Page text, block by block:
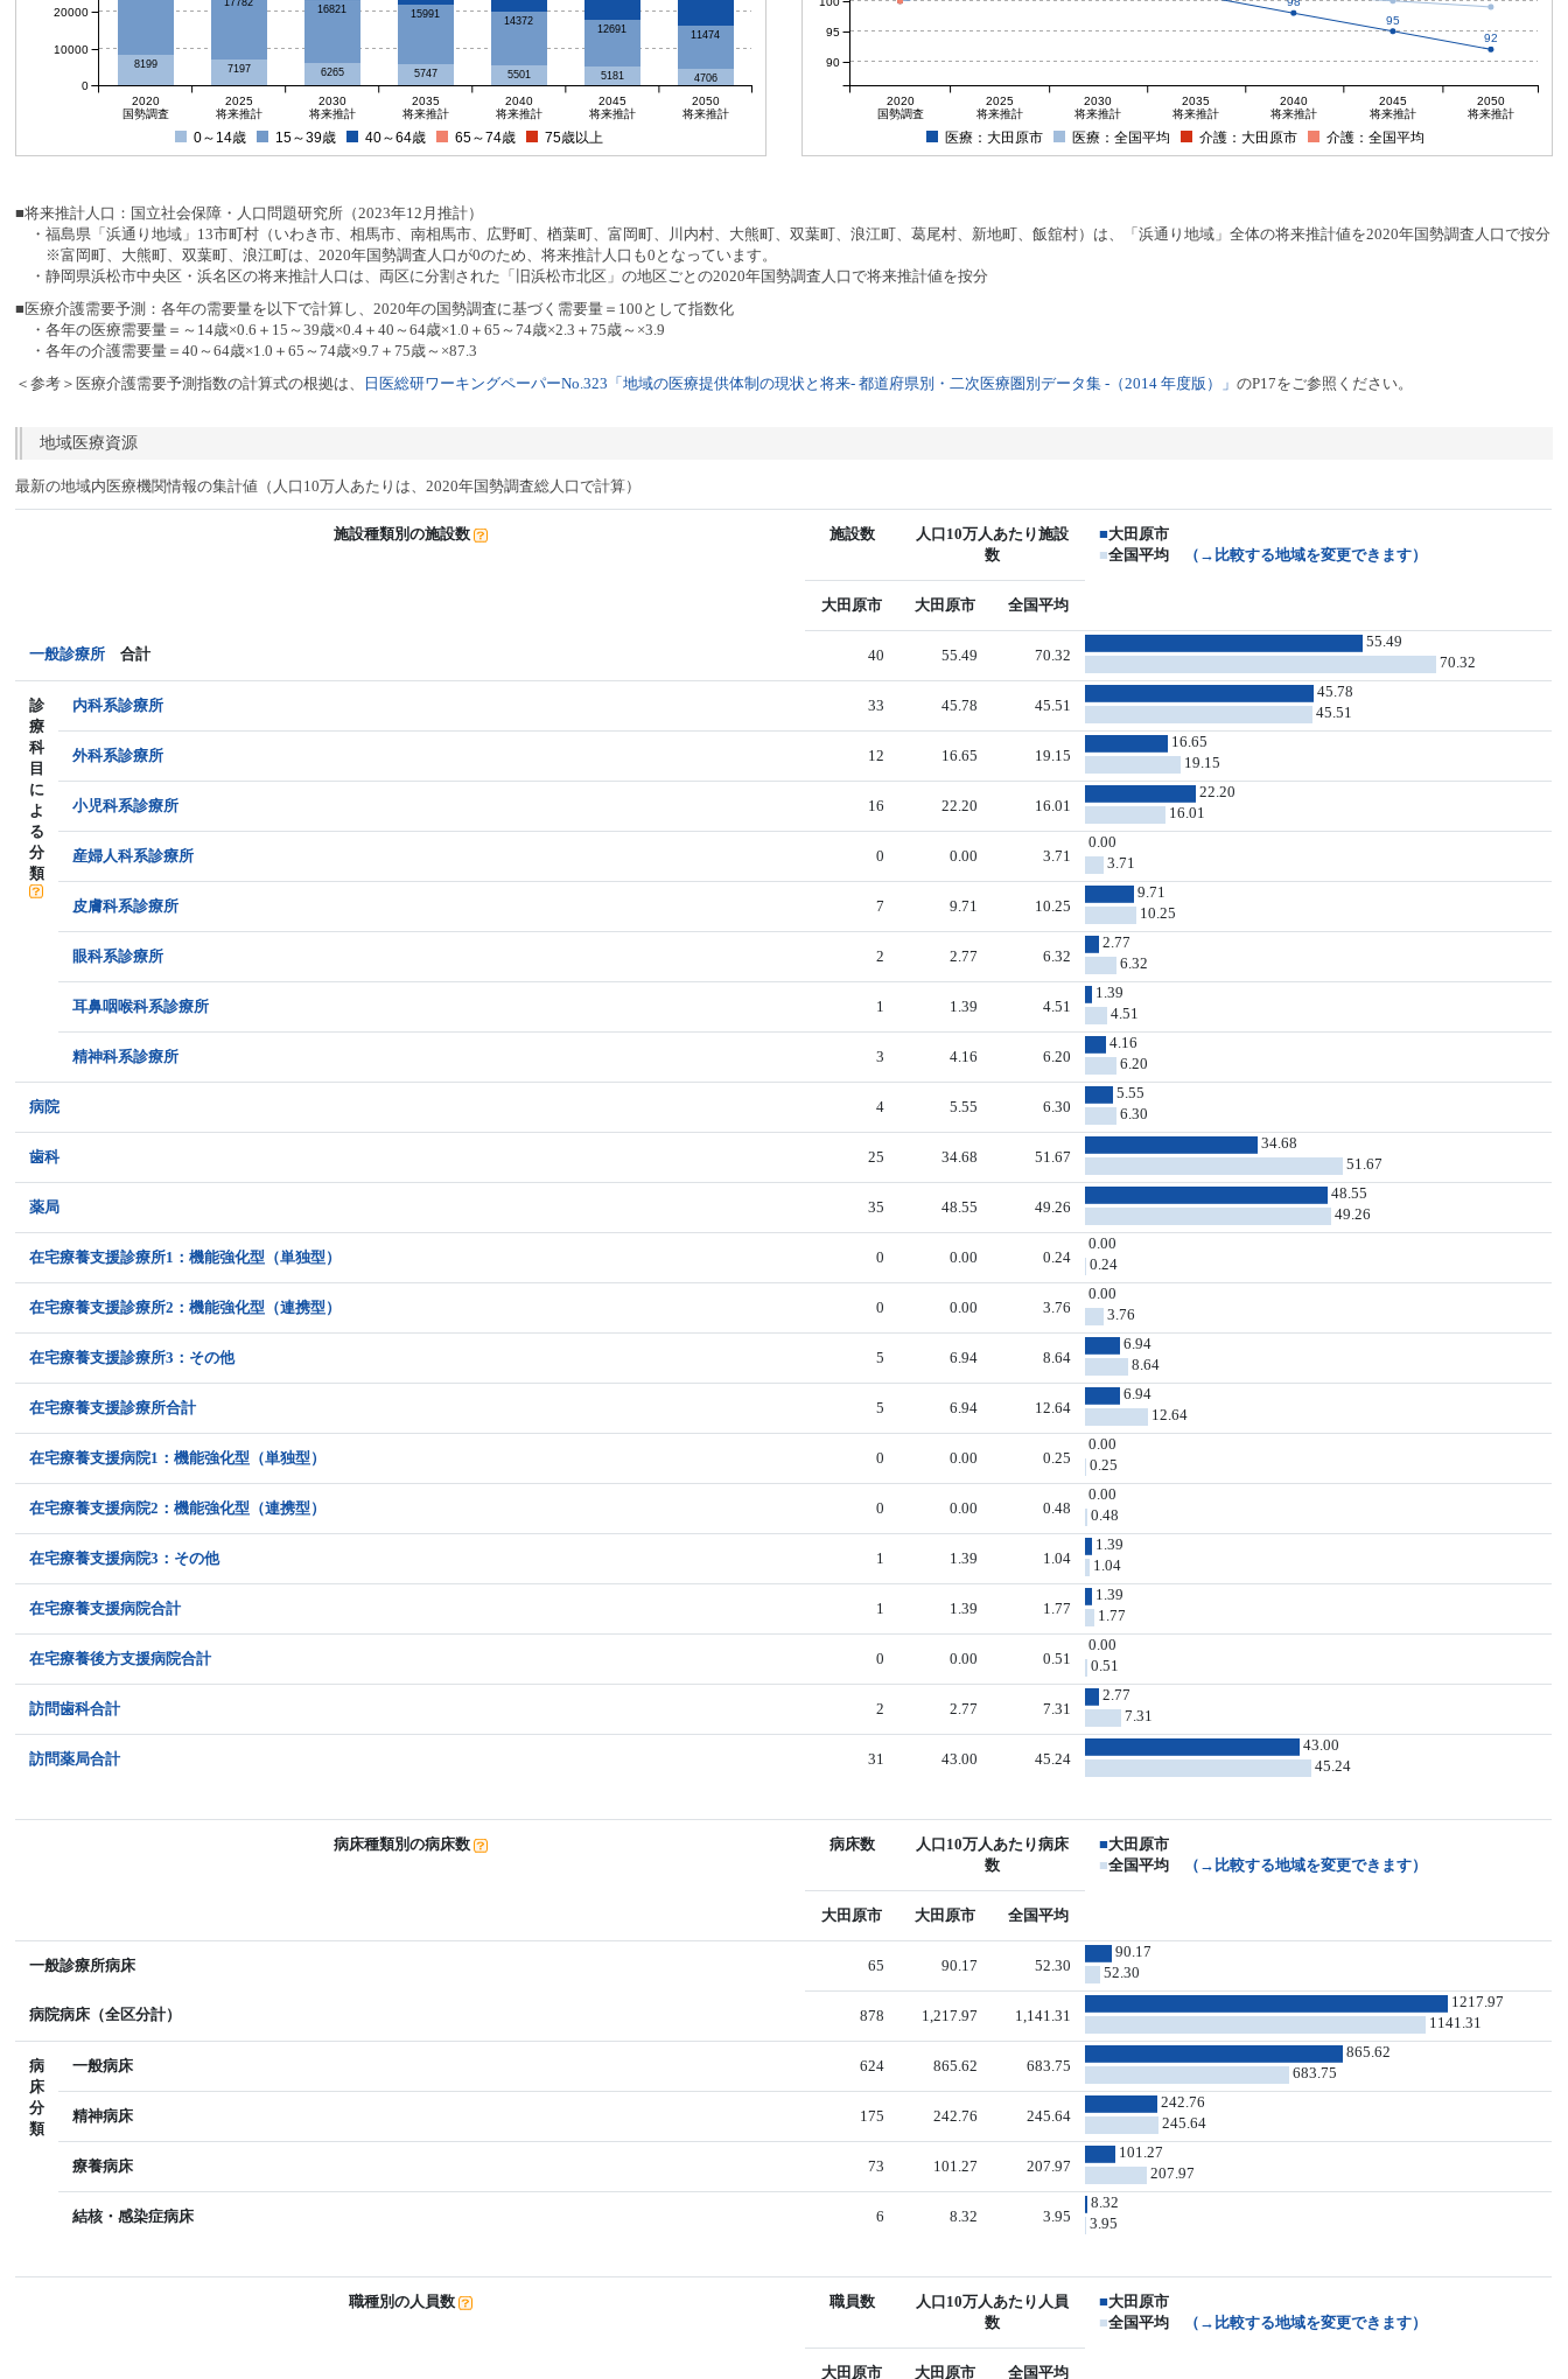
8199 7197 6265 5747 5501 5181 4706
16821 15991
14372
12691
11474
2020
国勢調査
2025
将来推計
2030
将来推計
2035
将来推計
2040
将来推計
2045
将来推計
2050
将来推計
0
10000
20000
0～14歳 15～39歳 40～64歳 65～74歳 75歳以上
95
92
2020
国勢調査
2025
将来推計
2030
将来推計
2035
将来推計
2040
将来推計
2045
将来推計
2050
将来推計
90
95
医療：大田原市 医療：全国平均 介護：大田原市 介護：全国平均
■将来推計人口：国立社会保障・人口問題研究所（2023年12月推計）
・福島県「浜通り地域」13市町村（いわき市、相馬市、南相馬市、広野町、楢葉町、富岡町、川内村、大熊町、双葉町、浪江町、葛尾村、新地町、飯舘村）は、「浜通り地域」全体の将来推計値を2020年国勢調査人口で按分
※富岡町、大熊町、双葉町、浪江町は、2020年国勢調査人口が0のため、将来推計人口も0となっています。
・静岡県浜松市中央区・浜名区の将来推計人口は、両区に分割された「旧浜松市北区」の地区ごとの2020年国勢調査人口で将来推計値を按分
■医療介護需要予測：各年の需要量を以下で計算し、2020年の国勢調査に基づく需要量＝100として指数化
・各年の医療需要量＝～14歳×0.6＋15～39歳×0.4＋40～64歳×1.0＋65～74歳×2.3＋75歳～×3.9
・各年の介護需要量＝40～64歳×1.0＋65～74歳×9.7＋75歳～×87.3
＜参考＞医療介護需要予測指数の計算式の根拠は、
日医総研ワーキングペーパーNo.323「地域の医療提供体制の現状と将来- 都道府県別・二次医療圏別データ集 -（2014 年度版）」のP17をご参照ください。
地域医療資源
最新の地域内医療機関情報の集計値（人口10万人あたりは、2020年国勢調査総人口で計算）
施設種類別の施設数 施設数
人口10万人あたり施設
数
■大田原市
■全国平均 （→比較する地域を変更できます）
大田原市 大田原市 全国平均
一般診療所 合計 40 55.49 70.32
55.49
70.32
診
療
科
目
に
よ
る
分
類
内科系診療所 33 45.78 45.51
45.78
45.51
外科系診療所 12 16.65 19.15
16.65
19.15
小児科系診療所 16 22.20 16.01
22.20
16.01
産婦人科系診療所 0 0.00 3.71
0.00
3.71
皮膚科系診療所 7 9.71 10.25
9.71
10.25
眼科系診療所 2 2.77 6.32
2.77
6.32
耳鼻咽喉科系診療所 1 1.39 4.51
1.39
4.51
精神科系診療所 3 4.16 6.20
4.16
6.20
病院 4 5.55 6.30
5.55
6.30
歯科 25 34.68 51.67
34.68
51.67
薬局 35 48.55 49.26
48.55
49.26
在宅療養支援診療所1：機能強化型（単独型） 0 0.00 0.24
0.00
0.24
在宅療養支援診療所2：機能強化型（連携型） 0 0.00 3.76
0.00
3.76
在宅療養支援診療所3：その他 5 6.94 8.64
6.94
8.64
在宅療養支援診療所合計 5 6.94 12.64
6.94
12.64
在宅療養支援病院1：機能強化型（単独型） 0 0.00 0.25
0.00
0.25
在宅療養支援病院2：機能強化型（連携型） 0 0.00 0.48
0.00
0.48
在宅療養支援病院3：その他 1 1.39 1.04
1.39
1.04
在宅療養支援病院合計 1 1.39 1.77
1.39
1.77
在宅療養後方支援病院合計 0 0.00 0.51
0.00
0.51
訪問歯科合計 2 2.77 7.31
2.77
7.31
訪問薬局合計 31 43.00 45.24
43.00
45.24
病床種類別の病床数 病床数
人口10万人あたり病床
数
■大田原市
■全国平均 （→比較する地域を変更できます）
大田原市 大田原市 全国平均
一般診療所病床 65 90.17 52.30
90.17
52.30
病院病床（全区分計） 878 1,217.97 1,141.31
1217.97
1141.31
病
床
分
類
一般病床 624 865.62 683.75
865.62
683.75
精神病床 175 242.76 245.64
242.76
245.64
療養病床 73 101.27 207.97
101.27
207.97
結核・感染症病床 6 8.32 3.95
8.32
3.95
職種別の人員数 職員数
人口10万人あたり人員
数
■大田原市
■全国平均 （→比較する地域を変更できます）
大田原市 大田原市 全国平均